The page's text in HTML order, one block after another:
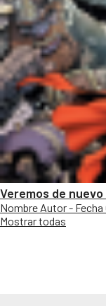
Veremos de
Nombre Autor -
Mostrar todas